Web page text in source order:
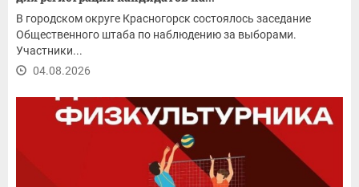
В городском округе Красногорск состоялось заседание
Общественного штаба по наблюдению за выборами.
Участники...
04.08.2026